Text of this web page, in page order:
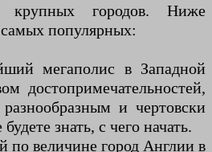
городов. Ниже
популярных:
мегаполис в Западной
достопримечательностей,
и чертовски
знать, с чего начать.
по величине город Англии в